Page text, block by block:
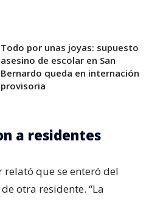
Todo por unas joyas: supuesto
asesino de escolar en San
Bernardo queda en internación
provisoria
a residentes
relató que se enteró del
otra residente. “La